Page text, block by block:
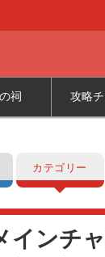
祠 攻略
カテゴリー
インチ